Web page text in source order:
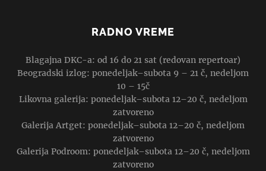
RADNO VREME
Blagajna DKC-a: od 16 do 21 sat (redovan repertoar)
Beogradski izlog: ponedeljak–subota 9 – 21 č, nedeljom
10 – 15č
Likovna galerija: ponedeljak–subota 12–20 č, nedeljom
zatvoreno
Galerija Artget: ponedeljak–subota 12–20 č, nedeljom
zatvoreno
Galerija Podroom: ponedeljak–subota 12–20 č, nedeljom
zatvoreno